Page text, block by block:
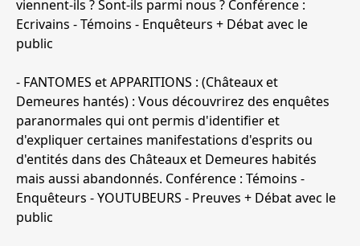
viennent-ils ? Sont-ils parmi nous ? Conférence :
Ecrivains - Témoins - Enquêteurs + Débat avec le
public
- FANTOMES et APPARITIONS : (Châteaux et
Demeures hantés) : Vous découvrirez des enquêtes
paranormales qui ont permis d'identifier et
d'expliquer certaines manifestations d'esprits ou
d'entités dans des Châteaux et Demeures habités
mais aussi abandonnés. Conférence : Témoins -
Enquêteurs - YOUTUBEURS - Preuves + Débat avec le
public